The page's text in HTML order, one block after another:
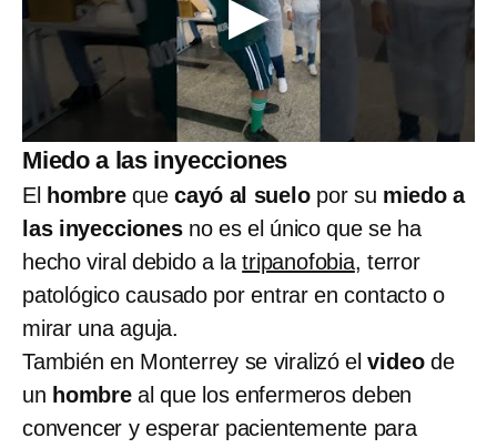
Miedo a las inyecciones
El hombrequecayó al suelopor su miedo a
las inyeccionesno es el único que se ha
hecho viral debido a latripanofobia, terror
patológico causado por entrar en contacto o
mirar una aguja.
También en Monterrey se viralizó elvideode
un hombreal que los enfermeros deben
convencer y esperar pacientemente para